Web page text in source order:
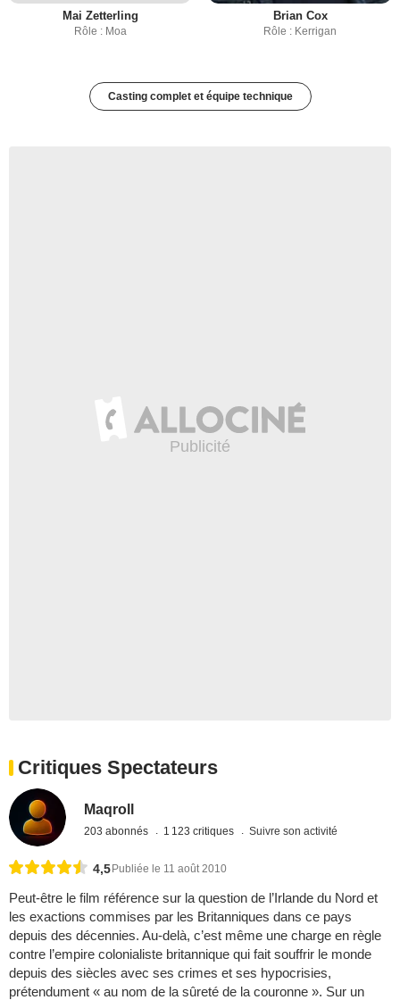
Mai Zetterling
Rôle : Moa
Brian Cox
Rôle : Kerrigan
Casting complet et équipe technique
Critiques Spectateurs
Maqroll
203 abonnés 1 123 critiques Suivre son activité
4,5Publiée le 11 août 2010
Peut-être le film référence sur la question de l’Irlande du Nord et
les exactions commises par les Britanniques dans ce pays
depuis des décennies. Au-delà, c’est même une charge en règle
contre l’empire colonialiste britannique qui fait souffrir le monde
depuis des siècles avec ses crimes et ses hypocrisies,
prétendument « au nom de la sûreté de la couronne ». Sur un